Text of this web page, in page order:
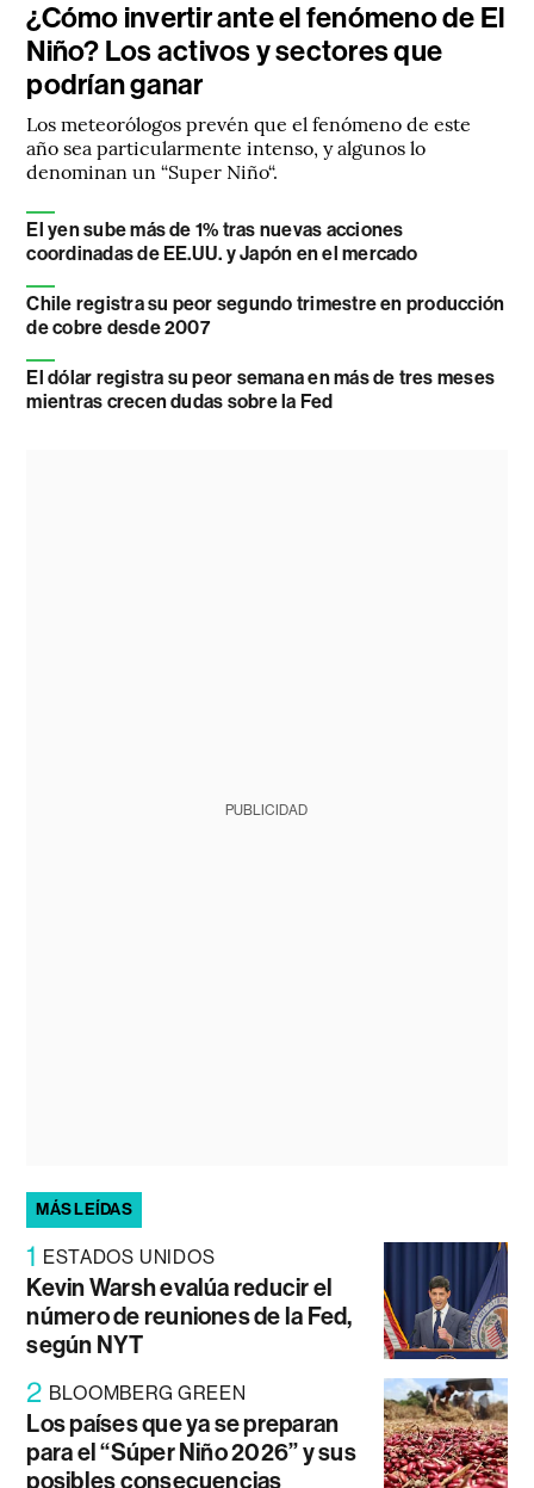
¿Cómo invertir ante el fenómeno de El
Niño? Los activos y sectores que
podrían ganar
Los meteorólogos prevén que el fenómeno de este
año sea particularmente intenso, y algunos lo
denominan un “Super Niño“.
El yen sube más de 1% tras nuevas acciones
coordinadas de EE.UU. y Japón en el mercado
Chile registra su peor segundo trimestre en producción
de cobre desde 2007
El dólar registra su peor semana en más de tres meses
mientras crecen dudas sobre la Fed
PUBLICIDAD
MÁS LEÍDAS
1 ESTADOS UNIDOS
Kevin Warsh evalúa reducir el
número de reuniones de la Fed,
según NYT
2 BLOOMBERG GREEN
Los países que ya se preparan
para el “Súper Niño 2026” y sus
posibles consecuencias